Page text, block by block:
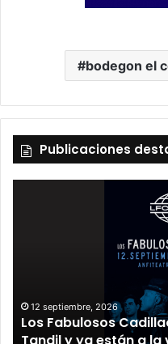
bodegon el
Publicaciones
12 septiembre, 2026
Los Fabulosos